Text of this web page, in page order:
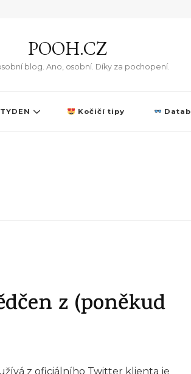
POOH.CZ
blog. Ano, osobní. Díky za pochopení.
Kočičí tipy
z (poněkud
z oficiálního Twitter klienta je